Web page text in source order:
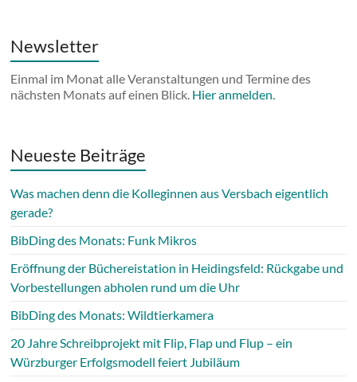
Newsletter
Einmal im Monat alle Veranstaltungen und Termine des
nächsten Monats auf einen Blick. Hier anmelden.
Neueste Beiträge
Was machen denn die Kolleginnen aus Versbach eigentlich
gerade?
BibDing des Monats: Funk Mikros
Eröffnung der Büchereistation in Heidingsfeld: Rückgabe und
Vorbestellungen abholen rund um die Uhr
BibDing des Monats: Wildtierkamera
20 Jahre Schreibprojekt mit Flip, Flap und Flup – ein
Würzburger Erfolgsmodell feiert Jubiläum